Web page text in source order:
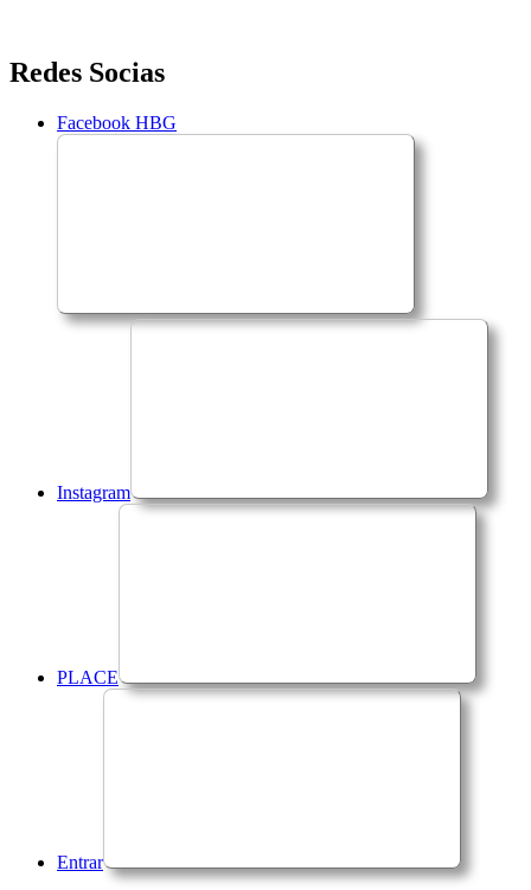
Saltar
para
conteúdo
Redes Socias
Facebook HBG
Instagram
PLACE
Entrar